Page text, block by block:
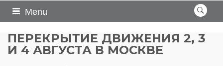
Menu
ПЕРЕКРЫТИЕ ДВИЖЕНИЯ 2, 3
И 4 АВГУСТА В МОСКВЕ